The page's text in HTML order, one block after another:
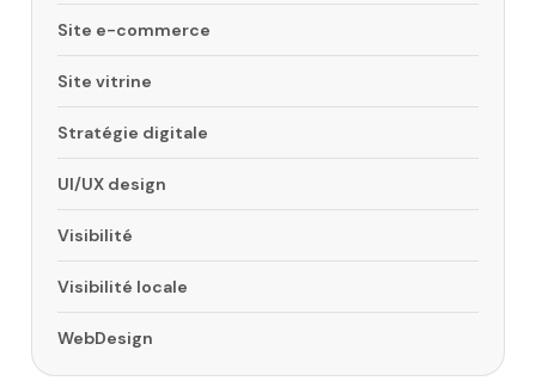
Site e-commerce
Site vitrine
Stratégie digitale
UI/UX design
Visibilité
Visibilité locale
WebDesign